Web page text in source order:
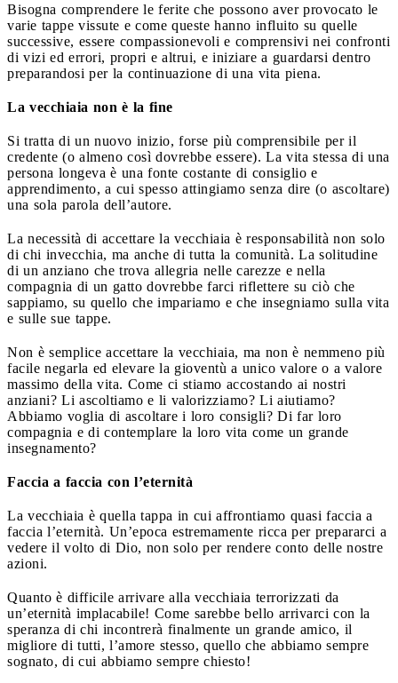
Bisogna comprendere le ferite che possono aver provocato le
varie tappe vissute e come queste hanno influito su quelle
successive, essere compassionevoli e comprensivi nei confronti
di vizi ed errori, propri e altrui, e iniziare a guardarsi dentro
preparandosi per la continuazione di una vita piena.
La vecchiaia non è la fine
Si tratta di un nuovo inizio, forse più comprensibile per il
credente (o almeno così dovrebbe essere). La vita stessa di una
persona longeva è una fonte costante di consiglio e
apprendimento, a cui spesso attingiamo senza dire (o ascoltare)
una sola parola dell’autore.
La necessità di accettare la vecchiaia è responsabilità non solo
di chi invecchia, ma anche di tutta la comunità. La solitudine
di un anziano che trova allegria nelle carezze e nella
compagnia di un gatto dovrebbe farci riflettere su ciò che
sappiamo, su quello che impariamo e che insegniamo sulla vita
e sulle sue tappe.
Non è semplice accettare la vecchiaia, ma non è nemmeno più
facile negarla ed elevare la gioventù a unico valore o a valore
massimo della vita. Come ci stiamo accostando ai nostri
anziani? Li ascoltiamo e li valorizziamo? Li aiutiamo?
Abbiamo voglia di ascoltare i loro consigli? Di far loro
compagnia e di contemplare la loro vita come un grande
insegnamento?
Faccia a faccia con l’eternità
La vecchiaia è quella tappa in cui affrontiamo quasi faccia a
faccia l’eternità. Un’epoca estremamente ricca per prepararci a
vedere il volto di Dio, non solo per rendere conto delle nostre
azioni.
Quanto è difficile arrivare alla vecchiaia terrorizzati da
un’eternità implacabile! Come sarebbe bello arrivarci con la
speranza di chi incontrerà finalmente un grande amico, il
migliore di tutti, l’amore stesso, quello che abbiamo sempre
sognato, di cui abbiamo sempre chiesto!